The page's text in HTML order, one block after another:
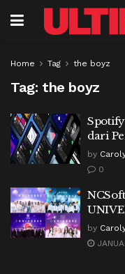
Home Tag the boyz
Tag: the boyz
dari
by
0
by